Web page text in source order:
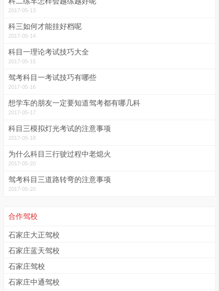
2017-05-13
科三如何才能挂好档呢
2017-05-14
科目一理论考试技巧大全
2017-05-15
驾考科目一考试技巧有哪些
2017-05-16
想学车的朋友一定要知道驾考都有哪几科
2017-05-17
科目三模拟灯光考试的注意事项
2017-05-18
为什么科目三行驶过程中老熄火
2017-05-20
驾考科目三道路转弯的注意事项
2017-05-20
合作驾校
石家庄大正驾校
石家庄蓝天驾校
石家庄驾校
石家庄中通驾校